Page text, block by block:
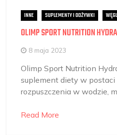
INNE SUPLEMENTY I ODŻYWKI
OLIMP SPORT NUTRITION
8 maja 2023
Olimp Sport Nutrition
suplement diety w
rozpuszczenia w wodzie,
Read More